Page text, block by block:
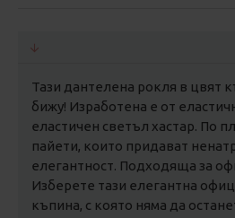
Тази дантелена рокля в цвят
бижу! Изработена е от
еластичен светъл хастар. По
пайети, които придават
елегантност. Подходяща за
Изберете тази елегантна
къпина, с която няма да